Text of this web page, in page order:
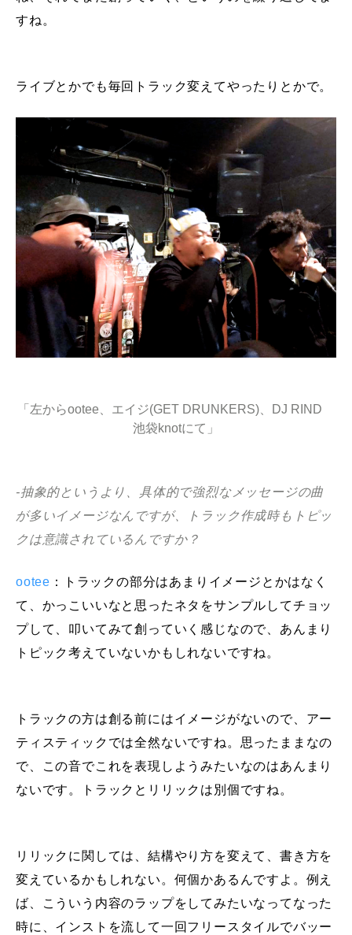
すね。
ライブとかでも毎回トラック変えてやったりとかで。
「左からootee、エイジ(GET DRUNKERS)、DJ RIND
池袋knotにて」
-抽象的というより、具体的で強烈なメッセージの曲
が多いイメージなんですが、トラック作成時もトピッ
クは意識されているんですか？
ootee ：トラックの部分はあまりイメージとかはなく
て、かっこいいなと思ったネタをサンプルしてチョッ
プして、叩いてみて創っていく感じなので、あんまり
トピック考えていないかもしれないですね。
トラックの方は創る前にはイメージがないので、アー
ティスティックでは全然ないですね。思ったままなの
で、この音でこれを表現しようみたいなのはあんまり
ないです。トラックとリリックは別個ですね。
リリックに関しては、結構やり方を変えて、書き方を
変えているかもしれない。何個かあるんですよ。例え
ば、こういう内容のラップをしてみたいなってなった
時に、インストを流して一回フリースタイルでバッー